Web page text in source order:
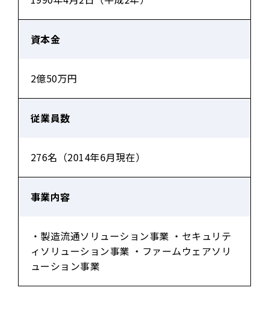
資本金
2億50万円
従業員数
276名（2014年6月現在）
事業内容
・製造流通ソリューション事業 ・セキュリテ
ィソリューション事業 ・ファームウェアソリ
ューション事業